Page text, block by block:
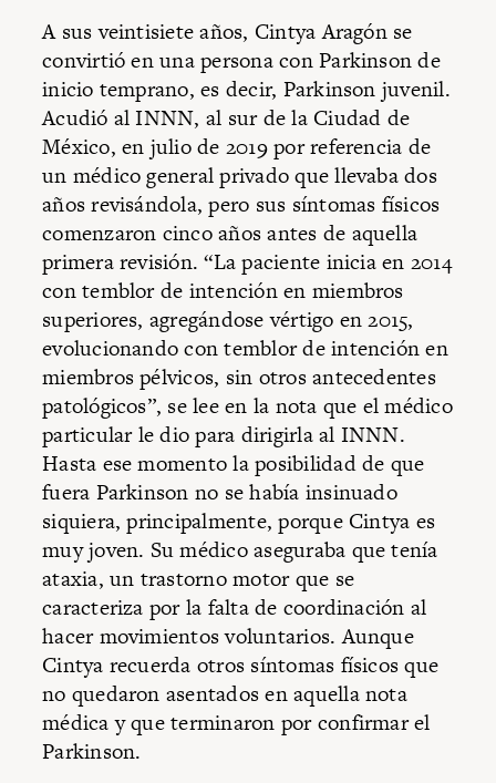
A sus veintisiete años, Cintya Aragón se
convirtió en una persona con Parkinson de
inicio temprano, es decir, Parkinson juvenil.
Acudió al INNN, al sur de la Ciudad de
México, en julio de 2019 por referencia de
un médico general privado que llevaba dos
años revisándola, pero sus síntomas físicos
comenzaron cinco años antes de aquella
primera revisión. “La paciente inicia en 2014
con temblor de intención en miembros
superiores, agregándose vértigo en 2015,
evolucionando con temblor de intención en
miembros pélvicos, sin otros antecedentes
patológicos”, se lee en la nota que el médico
particular le dio para dirigirla al INNN.
Hasta ese momento la posibilidad de que
fuera Parkinson no se había insinuado
siquiera, principalmente, porque Cintya es
muy joven. Su médico aseguraba que tenía
ataxia, un trastorno motor que se
caracteriza por la falta de coordinación al
hacer movimientos voluntarios. Aunque
Cintya recuerda otros síntomas físicos que
no quedaron asentados en aquella nota
médica y que terminaron por confirmar el
Parkinson.